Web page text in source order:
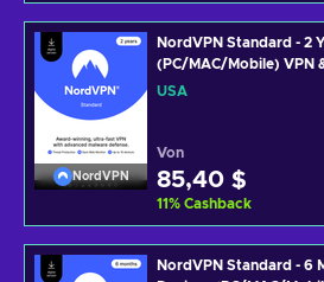
NordVPN
NordVPN Standard - 2
(PC/MAC/Mobile) VPN
Software Subscription
USA
Von
85,40 $
11% Cashback
NordVPN Standard - 6